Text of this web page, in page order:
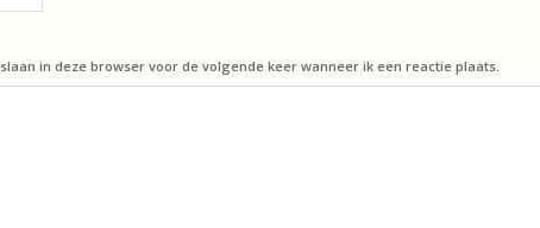
in deze browser voor de volgende keer wanneer ik een reactie plaats.